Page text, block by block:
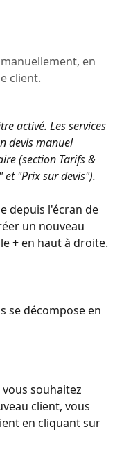
en
client.
activé. Les services
devis manuel
(section Tarifs &
et "Prix sur devis").
depuis l'écran de
un nouveau
+ en haut à droite.
se décompose en
souhaitez
client, vous
en cliquant sur